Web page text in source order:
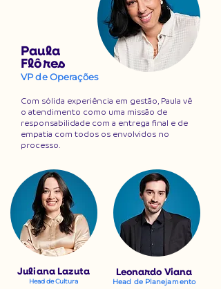
Paula
Flôres
VP de Operações
Com sólida experiência em gestão, Paula vê
o atendimento como uma missão de
responsabilidade com a entrega final e de
empatia com todos os envolvidos no
processo.
Juliana Lazuta
Head de Cultura
Leonardo Viana
Head de Planejamento